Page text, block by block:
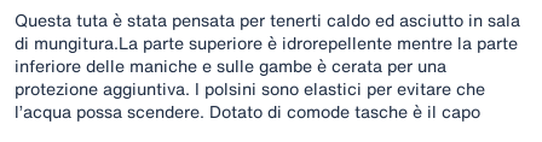
Questa tuta è stata pensata per tenerti caldo ed asciutto in sala
di mungitura.La parte superiore è idrorepellente mentre la parte
inferiore delle maniche e sulle gambe è cerata per una
protezione aggiuntiva. I polsini sono elastici per evitare che
l’acqua possa scendere. Dotato di comode tasche è il capo